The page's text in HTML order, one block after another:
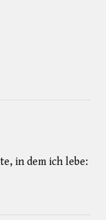
in dem ich lebe: